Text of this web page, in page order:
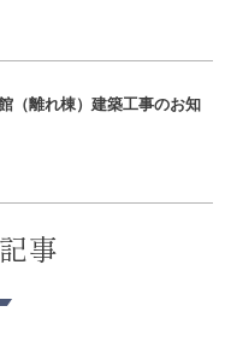
（離れ棟）建築工事のお知
事